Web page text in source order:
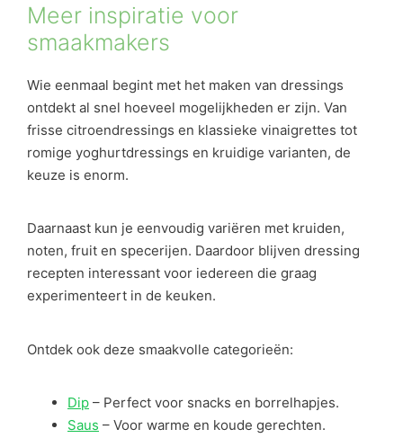
Meer inspiratie voor
smaakmakers
Wie eenmaal begint met het maken van dressings
ontdekt al snel hoeveel mogelijkheden er zijn. Van
frisse citroendressings en klassieke vinaigrettes tot
romige yoghurtdressings en kruidige varianten, de
keuze is enorm.
Daarnaast kun je eenvoudig variëren met kruiden,
noten, fruit en specerijen. Daardoor blijven dressing
recepten interessant voor iedereen die graag
experimenteert in de keuken.
Ontdek ook deze smaakvolle categorieën:
Dip – Perfect voor snacks en borrelhapjes.
Saus – Voor warme en koude gerechten.